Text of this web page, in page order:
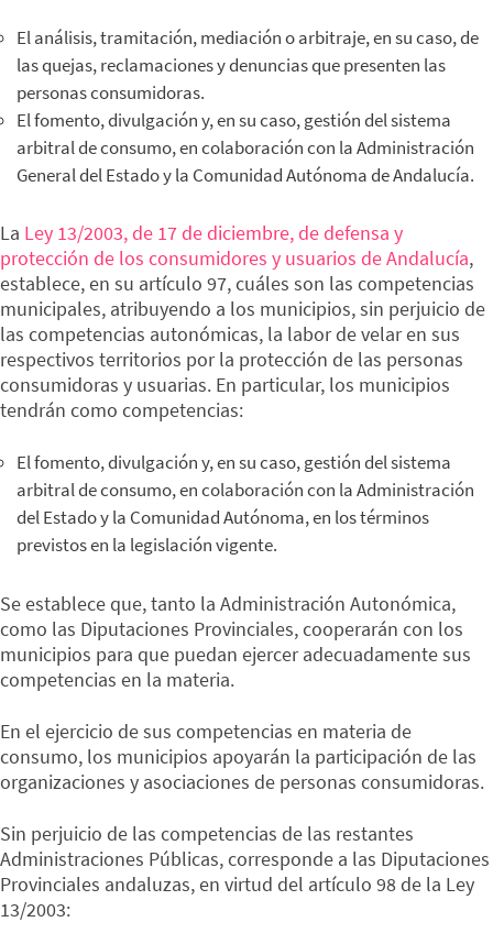
El análisis, tramitación, mediación o arbitraje, en su caso, de
las quejas, reclamaciones y denuncias que presenten las
personas consumidoras.
El fomento, divulgación y, en su caso, gestión del sistema
arbitral de consumo, en colaboración con la Administración
General del Estado y la Comunidad Autónoma de Andalucía.
La Ley 13/2003, de 17 de diciembre, de defensa y
protección de los consumidores y usuarios de Andalucía,
establece, en su artículo 97, cuáles son las competencias
municipales, atribuyendo a los municipios, sin perjuicio de
las competencias autonómicas, la labor de velar en sus
respectivos territorios por la protección de las personas
consumidoras y usuarias. En particular, los municipios
tendrán como competencias:
El fomento, divulgación y, en su caso, gestión del sistema
arbitral de consumo, en colaboración con la Administración
del Estado y la Comunidad Autónoma, en los términos
previstos en la legislación vigente.
Se establece que, tanto la Administración Autonómica,
como las Diputaciones Provinciales, cooperarán con los
municipios para que puedan ejercer adecuadamente sus
competencias en la materia.
En el ejercicio de sus competencias en materia de
consumo, los municipios apoyarán la participación de las
organizaciones y asociaciones de personas consumidoras.
Sin perjuicio de las competencias de las restantes
Administraciones Públicas, corresponde a las Diputaciones
Provinciales andaluzas, en virtud del artículo 98 de la Ley
13/2003: